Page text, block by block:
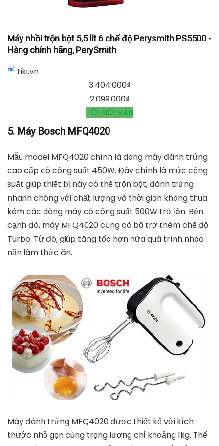
Máy đánh trứng Bosch MUM4600
Máy đánh trứng Bosch MUM4600
mediamart.vn
TỚI NƠI BÁN
Máy nhồi trộn bột 5,5 lít 6 chế độ Perysmith PS5500 -
Hàng chính hãng, PerySmith
Hàng chính hãng, PerySmith
tiki.vn